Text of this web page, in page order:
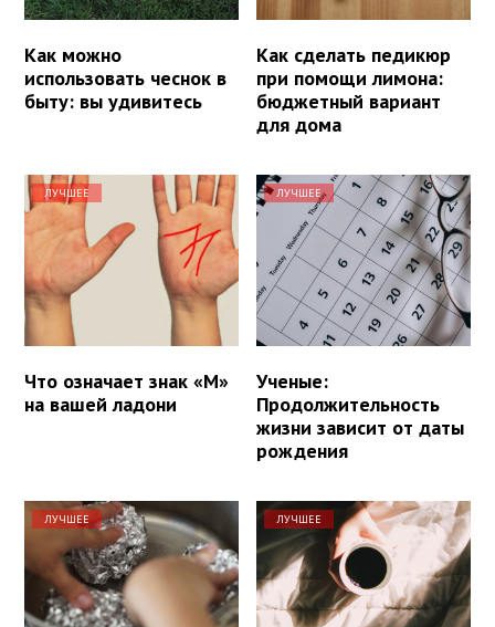
Как можно
использовать чеснок в
быту: вы удивитесь
Как сделать педикюр
при помощи лимона:
бюджетный вариант
для дома
ЛУЧШЕЕ
Что означает знак «М»
на вашей ладони
ЛУЧШЕЕ
Ученые:
Продолжительность
жизни зависит от даты
рождения
ЛУЧШЕЕ ЛУЧШЕЕ